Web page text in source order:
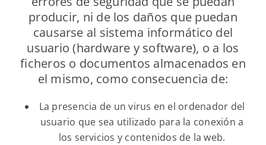
producir, ni de los daños que puedan
causarse al sistema informático del
usuario (hardware y software), o a los
ficheros o documentos almacenados en
el mismo, como consecuencia de:
La presencia de un virus en el ordenador del
usuario que sea utilizado para la conexión a
los servicios y contenidos de la web.